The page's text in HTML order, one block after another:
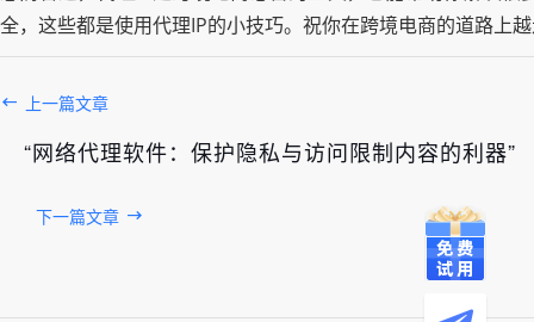
全，这些都是使用代理IP的小技巧。祝你在跨境电商的道路上
上一篇文章
“网络代理软件：保护隐私与访问限制内容的利器”
下一篇文章